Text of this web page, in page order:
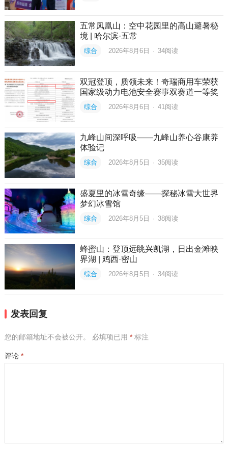
五常凤凰山：空中花园里的高山避暑秘
境 | 哈尔滨·五常
综合 2026年8月6日 · 34阅读
双冠登顶，质领未来！奇瑞商用车荣获
国家级动力电池安全赛事双赛道一等奖
综合 2026年8月6日 · 41 阅读
九峰山间深呼吸——九峰山养心谷康养
体验记
综合 2026年8月5日 · 35阅读
盛夏里的冰雪奇缘——探秘冰雪大世界
梦幻冰雪馆
综合 2026年8月5日 · 38阅读
蜂蜜山：登顶远眺兴凯湖，日出金滩映
界湖 | 鸡西·密山
综合 2026年8月5日 · 34阅读
发表回复
您的邮箱地址不会被公开。 必填项已用 *标注
评论 *